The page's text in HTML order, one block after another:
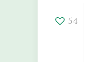
54